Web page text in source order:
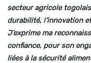
secteur agricole
durabilité, l’innovation
J’exprime ma
confiance, pour son
liées à la sécurité